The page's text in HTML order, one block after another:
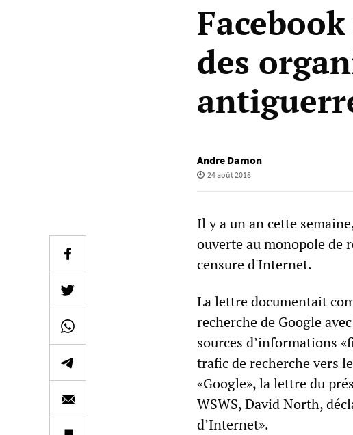
des
Andre Damon
24 août 2018
Il y a un an cette
ouverte au monopole de
censure d'Internet.
La lettre documentait
recherche de Google
sources d’informations
trafic de recherche vers
«Google», la lettre du
WSWS, David North,
d’Internet».